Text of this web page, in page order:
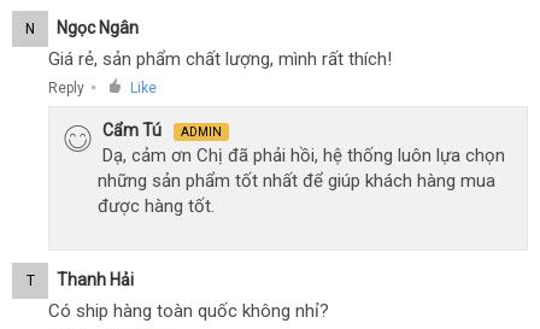
mực
vàng
bóp
chân
N Ngọc Ngân
Giá rẻ, sản phẩm chất lượng, mình rất thích!
Reply ● Like
Cẩm Tú ADMIN
Dạ, cảm ơn Chị đã phải hồi, hệ thống luôn lựa chọn
những sản phẩm tốt nhất để giúp khách hàng mua
được hàng tốt.
T Thanh Hải
Có ship hàng toàn quốc không nhỉ?